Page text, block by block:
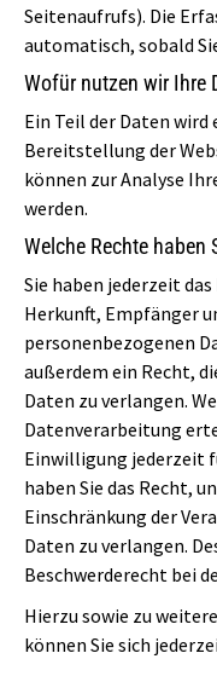
Seitenaufrufs). Die
automatisch, sobald
Wofür nutzen wir Ihre
Ein Teil der Daten
Bereitstellung der
können zur Analyse
werden.
Welche Rechte haben
Sie haben jederzeit
Herkunft, Empfänger
personenbezogenen
außerdem ein Recht,
Daten zu verlangen.
Datenverarbeitung
Einwilligung jederzeit
haben Sie das Recht,
Einschränkung der
Daten zu verlangen.
Beschwerderecht bei
Hierzu sowie zu
können Sie sich